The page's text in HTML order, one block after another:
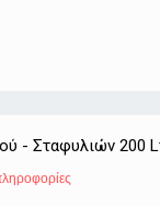
- Σταφυλιών 200